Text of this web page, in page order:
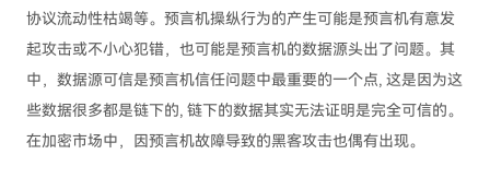
协议流动性枯竭等。预言机操纵行为的产生可能是预言机有意发
起攻击或不小心犯错，也可能是预言机的数据源头出了问题。其
中，数据源可信是预言机信任问题中最重要的一个点, 这是因为这
些数据很多都是链下的, 链下的数据其实无法证明是完全可信的。
在加密市场中，因预言机故障导致的黑客攻击也偶有出现。